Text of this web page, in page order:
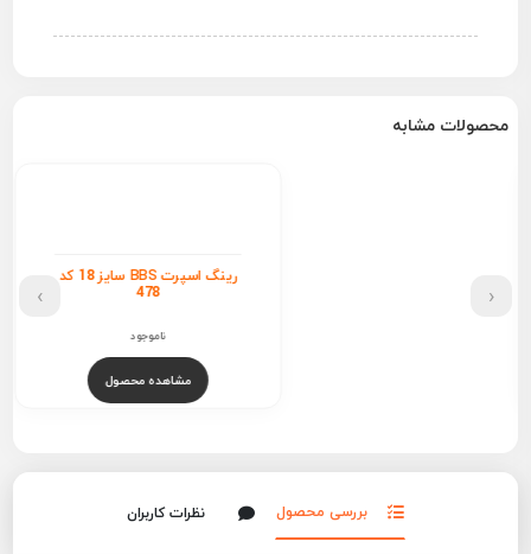
محصولات مشابه
رینگ اسپرت BBS سایز 18 کد
‹
›
بررسی محصول نظرات کاربران